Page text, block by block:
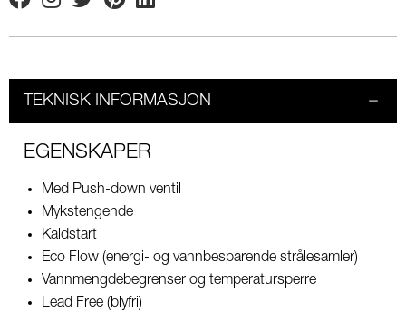
FacebookInstagram
TwitterPinterestLinkedin
TEKNISK INFORMASJON
EGENSKAPER
Med Push-down ventil
Mykstengende
Kaldstart
Eco Flow (energi- og vannbesparende strålesamler)
Vannmengdebegrenser og temperatursperre
Lead Free (blyfri)